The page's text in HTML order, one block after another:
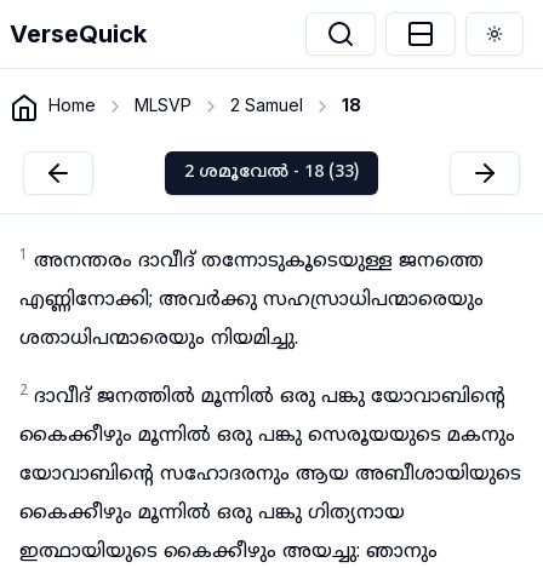
VerseQuick
Home MLSVP 2 Samuel 18
2 ശമൂവേൽ - 18 (33)
1 അനന്തരം ദാവീദ് തന്നോടുകൂടെയുള്ള ജനത്തെ
എണ്ണിനോക്കി; അവർക്കു സഹസ്രാധിപന്മാരെയും
ശതാധിപന്മാരെയും നിയമിച്ചു.
2 ദാവീദ് ജനത്തിൽ മൂന്നിൽ ഒരു പങ്കു യോവാബിന്റെ
കൈക്കീഴും മൂന്നിൽ ഒരു പങ്കു സെരൂയയുടെ മകനും
യോവാബിന്റെ സഹോദരനും ആയ അബീശായിയുടെ
കൈക്കീഴും മൂന്നിൽ ഒരു പങ്കു ഗിത്യനായ
ഇത്ഥായിയുടെ കൈക്കീഴും അയച്ചു: ഞാനും